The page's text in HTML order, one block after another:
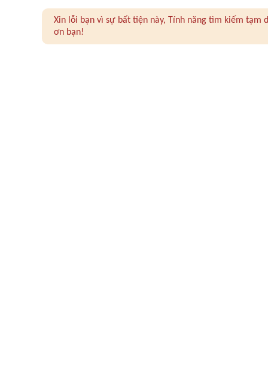
Xin lỗi bạn vì sự bất tiện này, Tính năng tìm kiếm
ơn bạn!